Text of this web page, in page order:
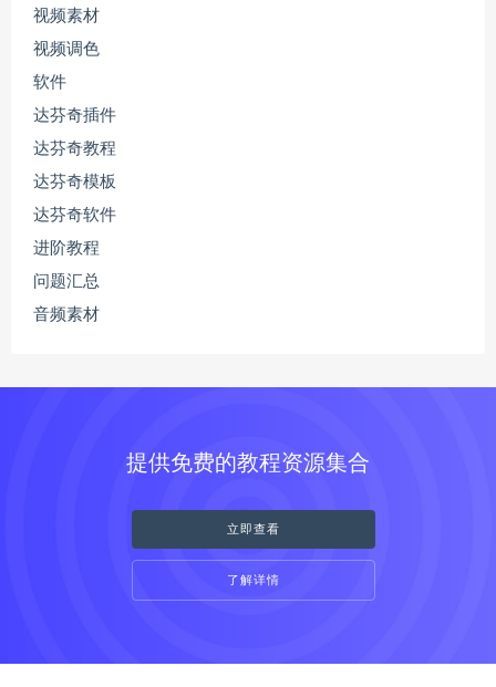
视频素材
视频调色
软件
达芬奇插件
达芬奇教程
达芬奇模板
达芬奇软件
进阶教程
问题汇总
音频素材
提供免费的教程资源集合
立即查看
了解详情